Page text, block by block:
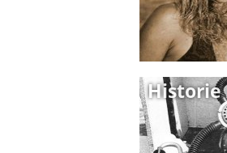
Historie